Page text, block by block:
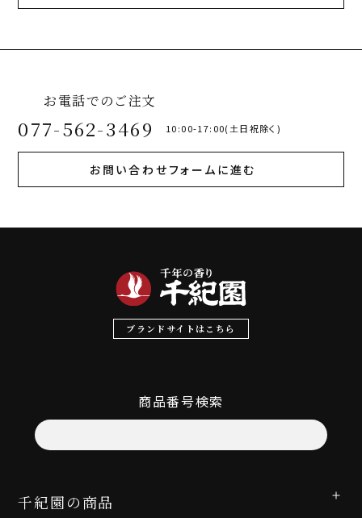
お電話でのご注文
077-562-3469 10:00-17:00(土日祝除く)
お問い合わせフォームに進む
ブランドサイトはこちら
商品番号検索
千紀園の商品